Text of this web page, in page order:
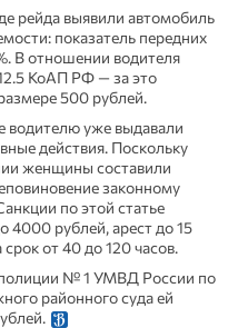
рейда выявили автомобиль
показатель передних
В отношении водителя
КоАП РФ — за это
500 рублей.
водителю уже выдавали
действия. Поскольку
женщины составили
законному
по этой статье
рублей, арест до 15
от 40 до 120 часов.
полиции № 1 УМВД России по
районного суда ей